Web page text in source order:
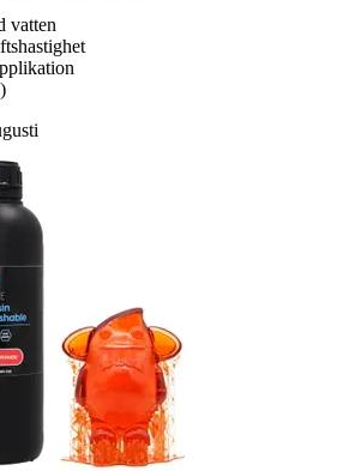
vatten